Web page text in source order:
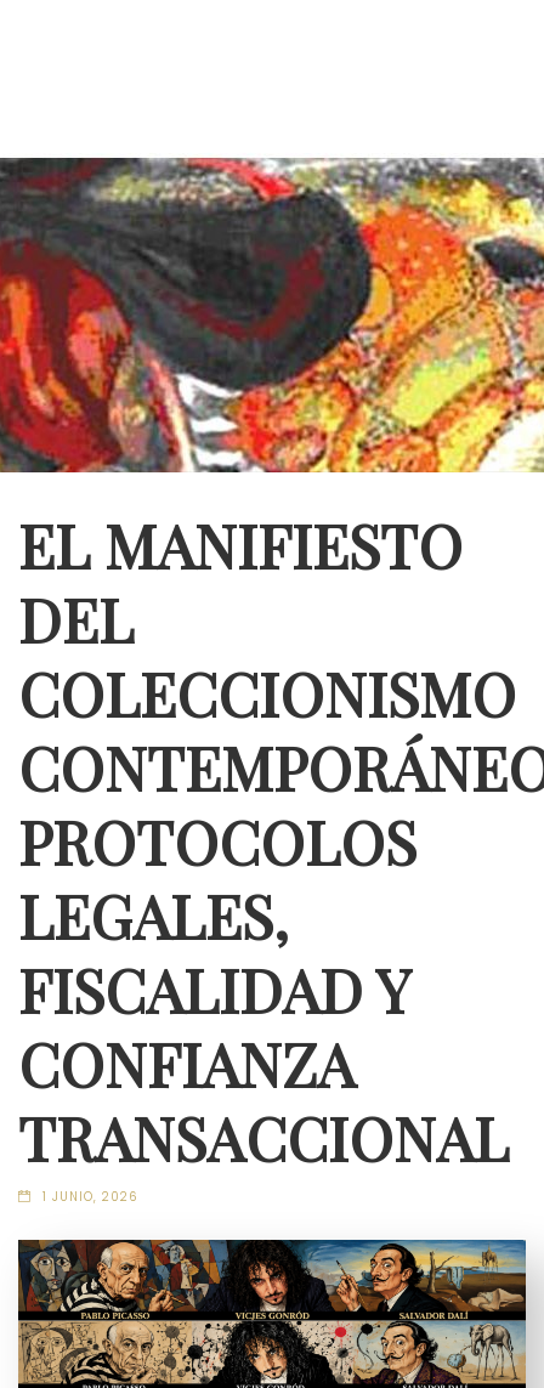
EL MANIFIESTO
DEL
COLECCIONISMO
PROTOCOLOS
LEGALES,
FISCALIDAD Y
CONFIANZA
TRANSACCIONAL
1 JUNIO, 2026